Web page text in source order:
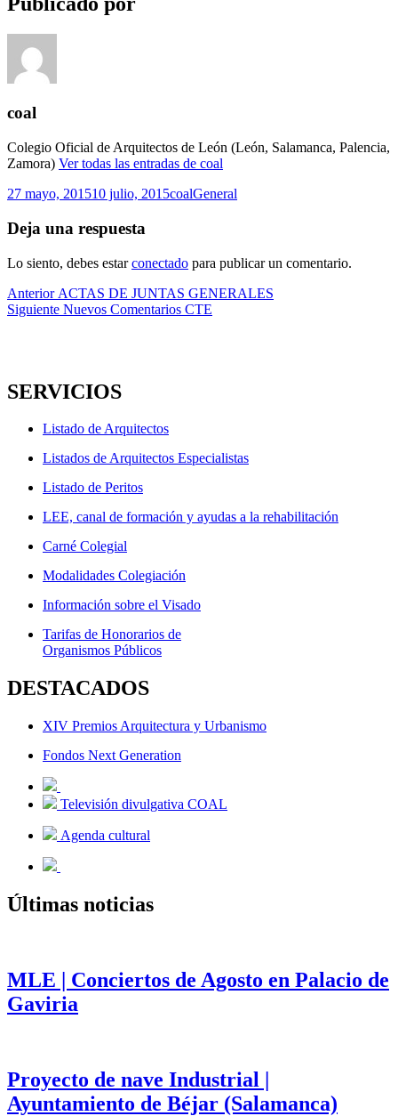
coal
Colegio Oficial de Arquitectos de León (León, Salamanca, Palencia,
Zamora) Ver todas las entradas de coal
Publicado
27 mayo, 201510 julio, 2015Autor
coalCategorías
General
Deja una respuesta
Lo siento, debes estarconectado para publicar un comentario.
Navegación
de
Anterior Entrada
anterior:
ACTAS DE JUNTAS GENERALES
Siguiente Entrada
Nuevos Comentarios CTE
SERVICIOS
Listado de Arquitectos
Listados de Arquitectos Especialistas
Listado de Peritos
LEE, canal de formación y ayudas a la rehabilitación
Carné Colegial
Modalidades Colegiación
Información sobre el Visado
Tarifas de Honorarios de
Organismos Públicos
DESTACADOS
XIV Premios Arquitectura y Urbanismo
Fondos Next Generation
Televisión divulgativa COAL
Agenda cultural
Últimas noticias
MLE | Conciertos de Agosto en Palacio de
Gaviria
Proyecto de nave Industrial |
Ayuntamiento de Béjar (Salamanca)